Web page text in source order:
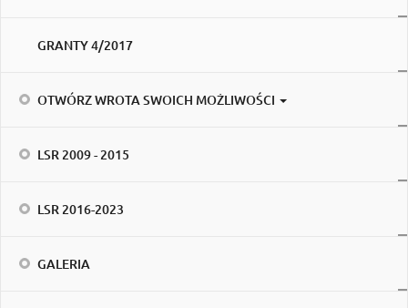
GRANTY 4/2017
OTWÓRZ WROTA SWOICH MOŻLIWOŚCI
LSR 2009 - 2015
LSR 2016-2023
GALERIA